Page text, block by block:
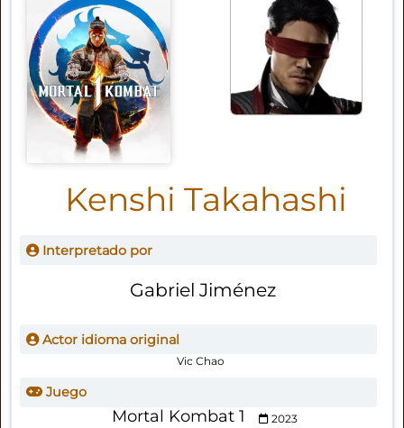
Kenshi Takahashi
Interpretado por
Gabriel Jiménez
Actor idioma original
Vic Chao
Juego
Mortal Kombat 1 2023